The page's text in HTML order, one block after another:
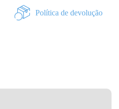
Política de devolução